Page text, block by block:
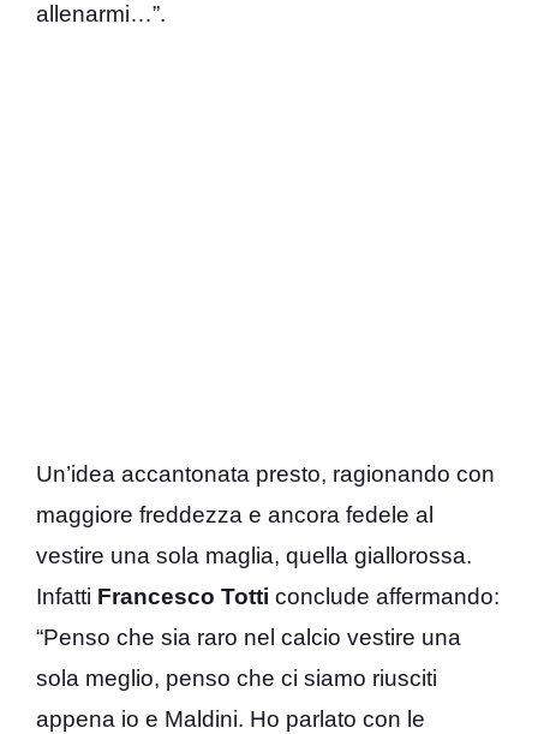
allenarmi…”.
Un’idea accantonata presto, ragionando con
maggiore freddezza e ancora fedele al
vestire una sola maglia, quella giallorossa.
Infatti Francesco Totti conclude affermando:
“Penso che sia raro nel calcio vestire una
sola meglio, penso che ci siamo riusciti
appena io e Maldini. Ho parlato con le